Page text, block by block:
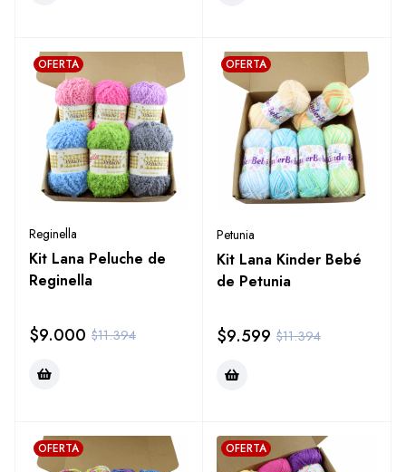
OFERTA
Reginella
Kit Lana Peluche de
Reginella
$11.394
$9.000
OFERTA
Petunia
Kit Lana Kinder Bebé
de Petunia
$11.394
$9.599
OFERTA OFERTA